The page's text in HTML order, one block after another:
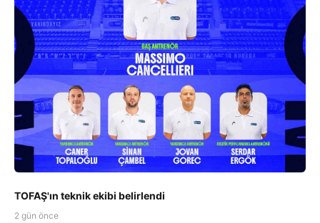
TOFAŞ'ın teknik ekibi belirlendi
2 gün önce